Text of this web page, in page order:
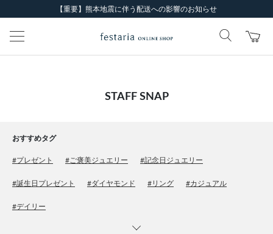
【重要】熊本地震に伴う配送への影響のお知らせ
STAFF SNAP
おすすめタグ
#プレゼント #ご褒美ジュエリー #記念日ジュエリー
#誕生日プレゼント #ダイヤモンド #リング #カジュアル
#デイリー